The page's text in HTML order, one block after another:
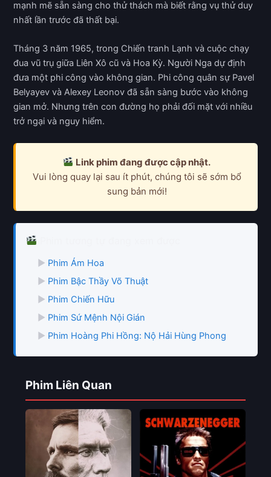
mạnh mẽ sẵn sàng cho thử thách mà biết rằng vụ thử duy
nhất lần trước đã thất bại.
Tháng 3 năm 1965, trong Chiến tranh Lạnh và cuộc chạy
đua vũ trụ giữa Liên Xô cũ và Hoa Kỳ. Người Nga dự định
đưa một phi công vào không gian. Phi công quân sự Pavel
Belyayev và Alexey Leonov đã sẵn sàng bước vào không
gian mở. Nhưng trên con đường họ phải đối mặt với nhiều
trở ngại và nguy hiểm.
Link phim đang được cập nhật.
Vui lòng quay lại sau ít phút, chúng tôi sẽ sớm bổ
sung bản mới!
▶ Phim Ám Hoa
▶ Phim Bậc Thầy Võ Thuật
▶ Phim Chiến Hữu
▶ Phim Sứ Mệnh Nội Gián
▶ Phim Hoàng Phi Hồng: Nộ Hải Hùng Phong
Phim Liên Quan